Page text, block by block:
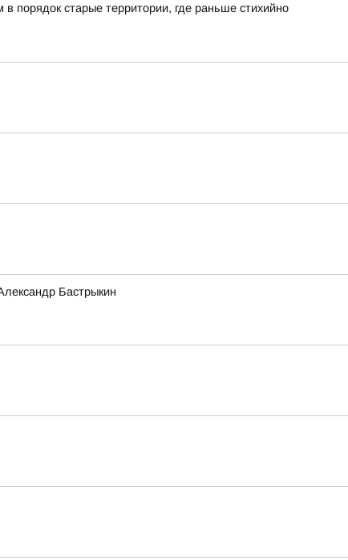
порядок старые территории, где раньше стихийно
Бастрыкин